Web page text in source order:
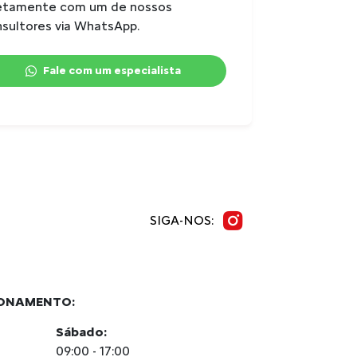
Número de passageiros
km/l
Consumo urbano gasolina: 13,2
com um de nossos
via WhatsApp.
Fale com um especialista
SIGA-NOS:
Sábado:
09:00 - 17:00